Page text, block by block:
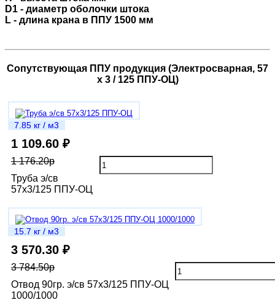
D1 - диаметр оболочки штока
L - длина крана в ППУ 1500 мм
Сопутствующая ППУ продукция (Электросварная, 57
х 3 / 125 ППУ-ОЦ)
7.85 кг / м3
1 109.60 ₽
1 176.20р
Труба э/св
57х3/125 ППУ-ОЦ
15.7 кг / м3
3 570.30 ₽
3 784.50р
Отвод 90гр. э/св 57х3/125 ППУ-ОЦ
1000/1000